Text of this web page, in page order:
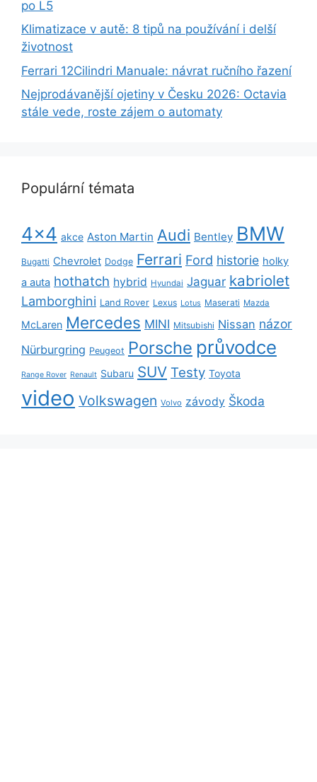
po L5
Klimatizace v autě: 8 tipů na používání i delší
životnost
Ferrari 12Cilindri Manuale: návrat ručního řazení
Nejprodávanější ojetiny v Česku 2026: Octavia
stále vede, roste zájem o automaty
Populární témata
4x4 akce Aston Martin Audi Bentley BMW
Bugatti Chevrolet Dodge Ferrari Ford historie holky
a auta hothatch hybrid Hyundai Jaguar kabriolet
Lamborghini Land Rover Lexus Lotus Maserati Mazda
McLaren Mercedes MINI Mitsubishi Nissan názor
Nürburgring Peugeot Porsche průvodce
Range Rover Renault Subaru SUV Testy Toyota
video Volkswagen Volvo závody Škoda